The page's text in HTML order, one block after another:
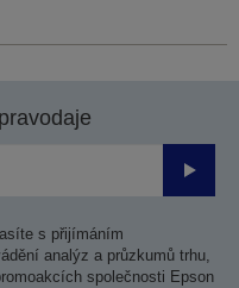
s přijímáním
analýz a průzkumů trhu,
společnosti Epson